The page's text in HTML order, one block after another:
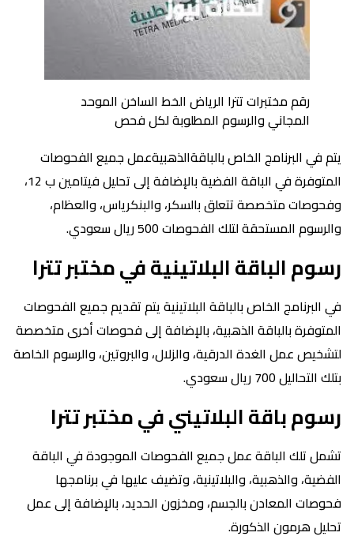
رقم مختبرات تترا الرياض الخط الساخن الموحد
المجاني والرسوم المطلوبة لكل فحص
يتم في البرنامج الخاص بالباقةالذهبيةعمل جميع الفحوصات
المتوفرة في الباقة الفضية بالإضافة إلى تحليل فيتامين ب 12،
وفحوصات متخصصة تتعلق بالسكر، والبنكرياس، والعظام،
والرسوم المستحقة لتلك الفحوصات 500 ريال سعودي.
رسوم الباقة البلاتينية في مختبر تترا
في البرنامج الخاص بالباقة البلاتينية يتم تقديم جميع الفحوصات
المتوفرة بالباقة الذهبية، بالإضافة إلى فحوصات أخرى متخصصة
لتشخيص عمل الغدة الدرقية، والزلال، والبروتين، والرسوم الخاصة
بتلك التحاليل 700 ريال سعودي.
رسوم باقة البلاتيني في مختبر تترا
تشمل تلك الباقة عمل جميع الفحوصات الموجودة في الباقة
الفضية، والذهبية، والبلاتينية، وتضيف عليها في برنامجها
فحوصات المعادن بالجسم، ومخزون الحديد، بالإضافة إلى عمل
تحليل هرمون الذكورة.